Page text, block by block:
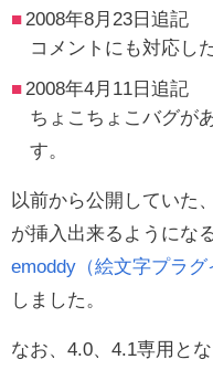
2008年8月23日追記
コメントにも対応し
2008年4月11日追記
ちょこちょこバグが
す。
以前から公開していた
が挿入出来るようにな
emoddy（絵文字プラグ
しました。
なお、4.0、4.1専用と